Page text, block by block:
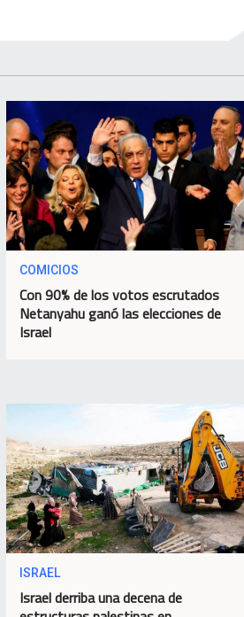
COMICIOS
Con 90% de los votos escrutados
Netanyahu ganó las elecciones de
Israel
ISRAEL
Israel derriba una decena de